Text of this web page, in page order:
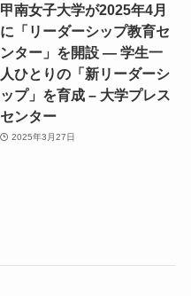
甲南女子大学が2025年4月
に「リーダーシップ教育セ
ンター」を開設 ― 学生一
人ひとりの「新リーダーシ
ップ」を育成 – 大学プレス
センター
2025年3月27日